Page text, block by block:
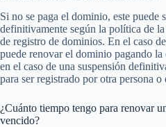
Si no se paga el dominio, este puede
definitivamente según la política de
de registro de dominios. En el caso
puede renovar el dominio pagando la
en el caso de una suspensión
para ser registrado por otra persona o
¿Cuánto tiempo tengo para renovar
vencido?